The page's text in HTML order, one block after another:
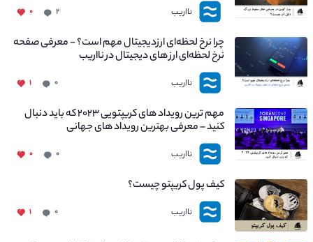
نااریب ۲ ۰
چرا نرخ لحظه‌ای ارزدیجیتال مهم است؟ - معرفی صفحه
نرخ لحظه‌ای ارز های دیجیتال در نااریب
نااریب ۰ ۱
مهم ترین رویداد های کریپتویی ۲۰۲۳ که باید دنبال
کنید – معرفی بهترین رویداد های جهانی
نااریب ۰ ۰
کیف پول کریپتو چیست؟
نااریب ۰ ۱